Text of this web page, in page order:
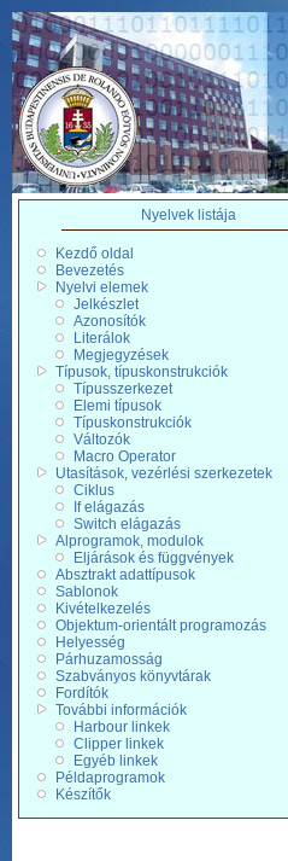
Nyelvek listája
Kezdő oldal
Bevezetés
Nyelvi elemek
Jelkészlet
Azonosítók
Literálok
Megjegyzések
Típusok, típuskonstrukciók
Típusszerkezet
Elemi típusok
Típuskonstrukciók
Változók
Macro Operator
Utasítások, vezérlési szerkezetek
Ciklus
If elágazás
Switch elágazás
Alprogramok, modulok
Eljárások és függvények
Absztrakt adattípusok
Sablonok
Kivételkezelés
Objektum-orientált programozás
Helyesség
Párhuzamosság
Szabványos könyvtárak
Fordítók
További információk
Harbour linkek
Clipper linkek
Egyéb linkek
Példaprogramok
Készítők